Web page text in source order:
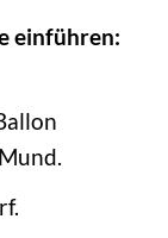
einführen: